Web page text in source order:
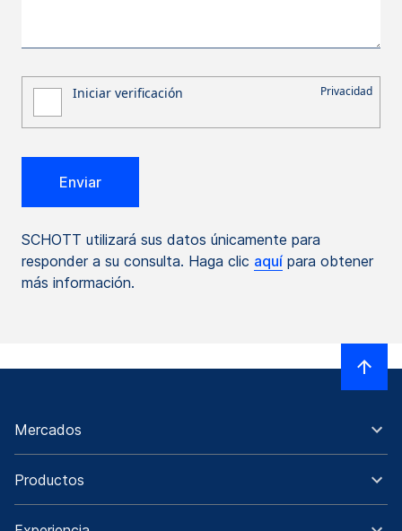
SCHOTT utilizará sus datos únicamente para
responder a su consulta. Haga clic aquí para obtener
más información.
Mercados
Productos